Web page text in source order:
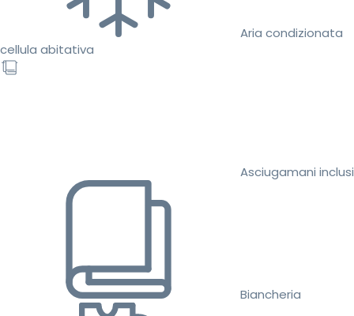
Aria condizionata
cellula abitativa
Asciugamani inclusi
Biancheria